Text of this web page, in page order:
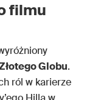
filmu
Globu.
ról w karierze